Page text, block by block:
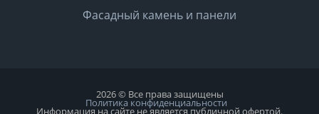
Фасадный камень и панели
2026 © Все права защищены
Политика конфиденциальности
Информация на сайте не является публичной офертой.